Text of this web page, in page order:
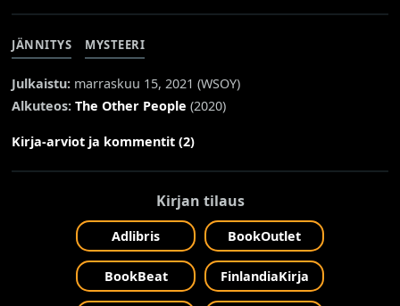
JÄNNITYS MYSTEERI
Julkaistu: marraskuu 15, 2021 (WSOY)
Alkuteos: The Other People (2020)
Kirja-arviot ja kommentit (2)
Kirjan tilaus
Adlibris BookOutlet
BookBeat FinlandiaKirja